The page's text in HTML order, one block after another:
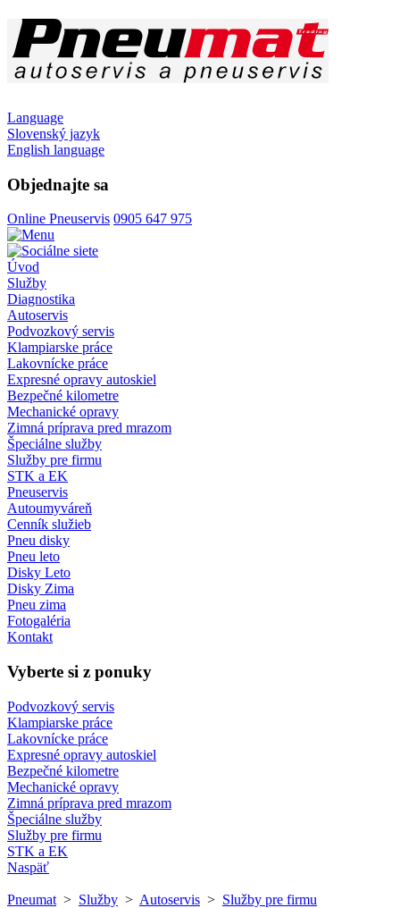
Language
Slovenský jazyk
English language
Objednajte sa
Online Pneuservis 0905 647 975
Úvod
Služby
Diagnostika
Autoservis
Podvozkový servis
Klampiarske práce
Lakovnícke práce
Expresné opravy autoskiel
Bezpečné kilometre
Mechanické opravy
Zimná príprava pred mrazom
Špeciálne služby
Služby pre firmu
STK a EK
Pneuservis
Autoumyváreň
Cenník služieb
Pneu disky
Pneu leto
Disky Leto
Disky Zima
Pneu zima
Fotogaléria
Kontakt
Vyberte si z ponuky
Podvozkový servis
Klampiarske práce
Lakovnícke práce
Expresné opravy autoskiel
Bezpečné kilometre
Mechanické opravy
Zimná príprava pred mrazom
Špeciálne služby
Služby pre firmu
STK a EK
Naspäť
Pneumat > Služby > Autoservis > Služby pre firmu